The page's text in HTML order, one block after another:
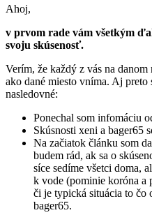
Ahoj,
v prvom rade vám všetkým
svoju skúsenosť.
Verím, že každý z vás na
ako dané miesto vníma. Aj
nasledovné:
Ponechal som infomáciu
Skúsnosti xeni a bager65
Na začiatok článku som
budem rád, ak sa o
síce sedíme všetci doma,
k vode (pominie koróna a
či je typická situácia to čo
bager65.